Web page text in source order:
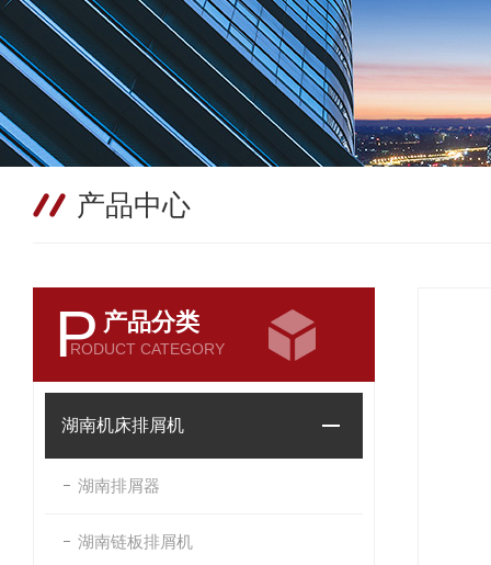
产品中心
P 产品分类
RODUCT CATEGORY
湖南机床排屑机
湖南排屑器
湖南链板排屑机